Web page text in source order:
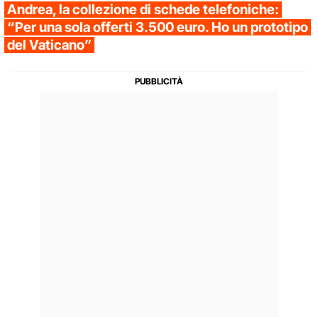
Andrea, la collezione di schede telefoniche:
“Per una sola offerti 3.500 euro. Ho un prototipo
del Vaticano”